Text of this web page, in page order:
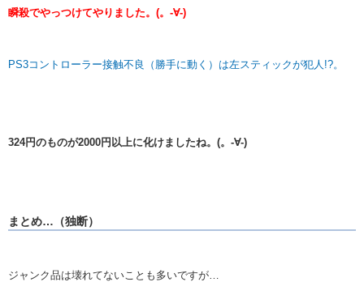
瞬殺でやっつけてやりました。(。-∀-)
PS3コントローラー接触不良（勝手に動く）は左スティックが犯人!?。
324円のものが2000円以上に化けましたね。(。-∀-)
まとめ…（独断）
ジャンク品は壊れてないことも多いですが…